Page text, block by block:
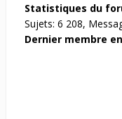
Statistiques du
Sujets: 6 208,
Dernier membre